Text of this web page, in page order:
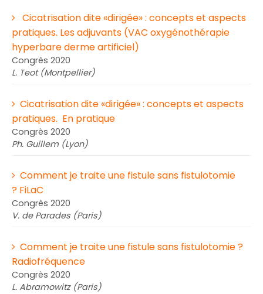
Cicatrisation dite «dirigée» : concepts et aspects
pratiques. Les adjuvants (VAC oxygénothérapie
hyperbare derme artificiel)
Congrès 2020
L. Teot (Montpellier)
Cicatrisation dite «dirigée» : concepts et aspects
pratiques. En pratique
Congrès 2020
Ph. Guillem (Lyon)
Comment je traite une fistule sans fistulotomie
? FiLaC
Congrès 2020
V. de Parades (Paris)
Comment je traite une fistule sans fistulotomie ?
Radiofréquence
Congrès 2020
L. Abramowitz (Paris)